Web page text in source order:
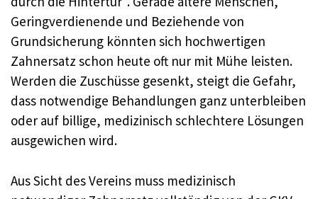
Geringverdienende und Beziehende von
Grundsicherung könnten sich hochwertigen
Zahnersatz schon heute oft nur mit Mühe leisten.
Werden die Zuschüsse gesenkt, steigt die Gefahr,
dass notwendige Behandlungen ganz unterbleiben
oder auf billige, medizinisch schlechtere Lösungen
ausgewichen wird.
Aus Sicht des Vereins muss medizinisch